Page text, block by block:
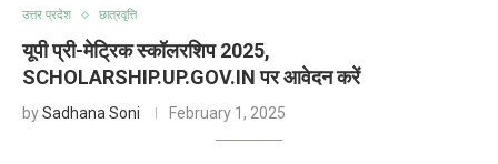
उत्तर प्रदेश छात्रवृत्ति
यूपी प्री-मेट्रिक स्कॉलरशिप 2025,
SCHOLARSHIP.UP.GOV.IN पर आवेदन करें
bySadhana Soni February 1, 2025